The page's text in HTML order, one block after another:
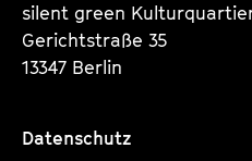
silent green
Gerichtstraße 35
13347 Berlin
Datenschutz